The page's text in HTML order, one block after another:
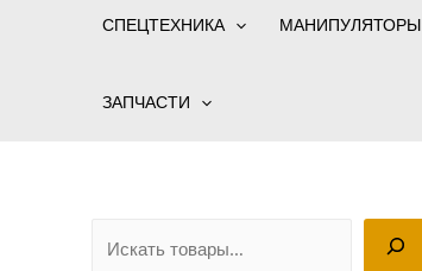
СПЕЦТЕХНИКА МАНИПУЛЯТОРЫ
ЗАПЧАСТИ